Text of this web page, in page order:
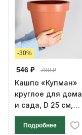
-30%
546 ₽ 780 ₽
Кашпо «Купман»
круглое для дома
и сада, D 25 см,
объём 7 л,
терракот
Подробнее